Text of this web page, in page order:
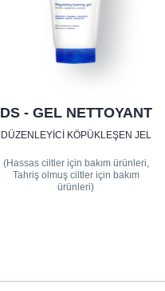
DS - GEL NETTOYANT
DÜZENLEYICI KÖPÜKLEŞEN JEL
(Hassas ciltler için bakım ürünleri,
Tahriş olmuş ciltler için bakım
ürünleri)